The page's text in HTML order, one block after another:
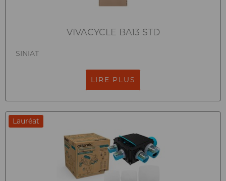
VIVACYCLE BA13 STD
SINIAT
LIRE PLUS
Lauréat